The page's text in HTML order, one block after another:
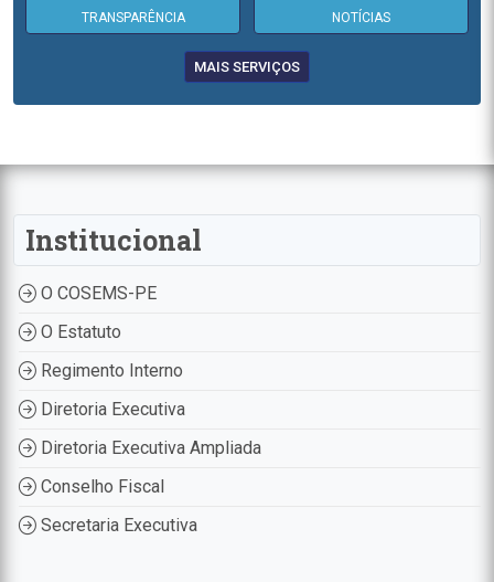
TRANSPARÊNCIA NOTÍCIAS
MAIS SERVIÇOS
Institucional
O COSEMS-PE
O Estatuto
Regimento Interno
Diretoria Executiva
Diretoria Executiva Ampliada
Conselho Fiscal
Secretaria Executiva